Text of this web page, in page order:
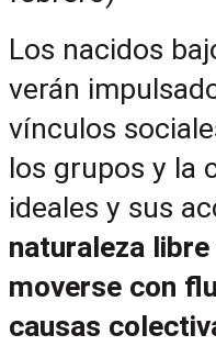
Los nacidos
verán
vínculos
los grupos y la
ideales y sus
naturaleza
moverse con
causas